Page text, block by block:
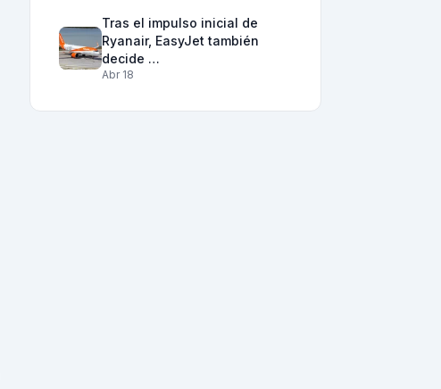
Tras el impulso inicial de
Ryanair, EasyJet también
decide …
Abr 18